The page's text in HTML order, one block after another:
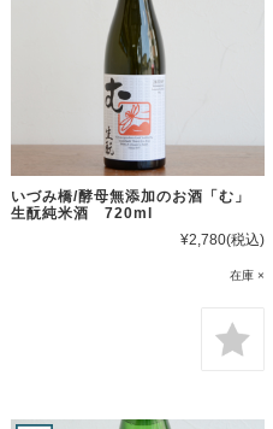
いづみ橋/酵母無添加のお酒「む」
生酛純米酒 720ml
¥2,780(税込)
在庫 ×